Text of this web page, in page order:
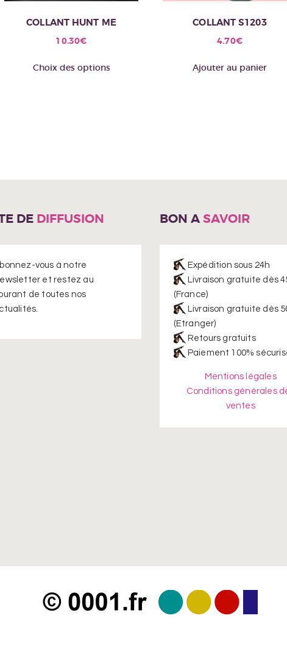
COLLANT HUNT ME
10.30€
Choix des options
être
COLLANT S1203
4.70€
Ajouter au panier
DE DIFFUSION
vous à notre
et restez au
de toutes nos
BON A SAVOIR
Expédition sous 24h
Livraison gratuite dès
(France)
Livraison gratuite dès
(Etranger)
Retours gratuits
Paiement 100%
Mentions légales
Conditions générales
ventes